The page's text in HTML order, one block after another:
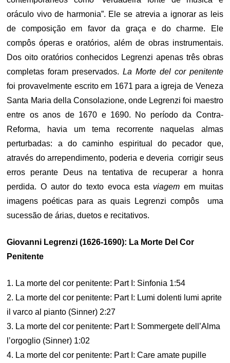
oráculo vivo de harmonia”. Ele se atrevia a ignorar as leis
de composição em favor da graça e do charme. Ele
compôs óperas e oratórios, além de obras instrumentais.
Dos oito oratórios conhecidos Legrenzi apenas três obras
completas foram preservados.La Morte del cor penitente
foi provavelmente escrito em 1671 para a igreja de Veneza
Santa Maria della Consolazione, onde Legrenzi foi maestro
entre os anos de 1670 e 1690. No período da Contra-
Reforma, havia um tema recorrente naquelas almas
perturbadas: a do caminho espiritual do pecador que,
através do arrependimento, poderia e deveria corrigir seus
erros perante Deus na tentativa de recuperar a honra
perdida. O autor do texto evoca esta viagem em muitas
imagens poéticas para as quais Legrenzi compôs uma
sucessão de árias, duetos e recitativos.
Giovanni Legrenzi (1626-1690): La Morte Del Cor
Penitente
1. La morte del cor penitente: Part I: Sinfonia 1:54
2. La morte del cor penitente: Part I: Lumi dolenti lumi aprite
il varco al pianto (Sinner) 2:27
3. La morte del cor penitente: Part I: Sommergete dell’Alma
l’orgoglio (Sinner) 1:02
4. La morte del cor penitente: Part I: Care amate pupille